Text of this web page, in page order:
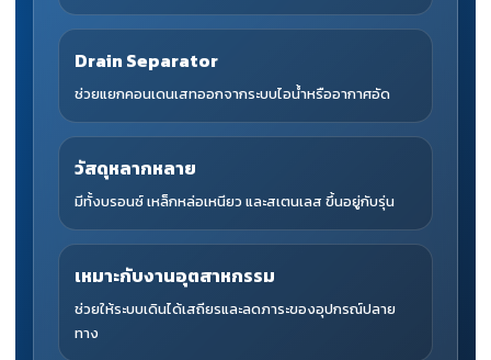
Drain Separator
ช่วยแยกคอนเดนเสทออกจากระบบไอน้ำหรืออากาศอัด
วัสดุหลากหลาย
มีทั้งบรอนซ์ เหล็กหล่อเหนียว และสเตนเลส ขึ้นอยู่กับรุ่น
เหมาะกับงานอุตสาหกรรม
ช่วยให้ระบบเดินได้เสถียรและลดภาระของอุปกรณ์ปลาย
ทาง